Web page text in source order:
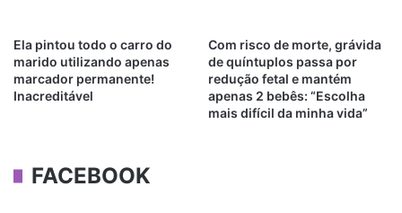
Ela pintou todo o carro do
marido utilizando apenas
marcador permanente!
Inacreditável
Com risco de morte, grávida
de quíntuplos passa por
redução fetal e mantém
apenas 2 bebês: “Escolha
mais difícil da minha vida”
FACEBOOK